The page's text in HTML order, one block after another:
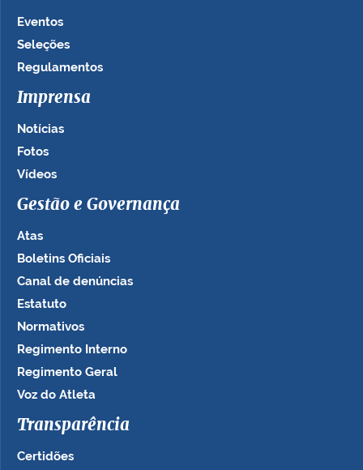
Eventos
Seleções
Regulamentos
Imprensa
Notícias
Fotos
Vídeos
Gestão e Governança
Atas
Boletins Oficiais
Canal de denúncias
Estatuto
Normativos
Regimento Interno
Regimento Geral
Voz do Atleta
Transparência
Certidões